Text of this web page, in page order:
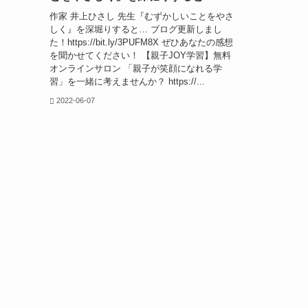
作家 井上ひさし 先生『むずかしいことをやさ
しく』を深堀りすると… ブログ更新しまし
た！https://bit.ly/3PUFM8X ぜひあなたの感想
を聞かせてください！ 【親子JOY学習】無料
オンラインサロン 「親子が笑顔になれる学
習」を一緒に考えませんか？ https://...
2022-06-07